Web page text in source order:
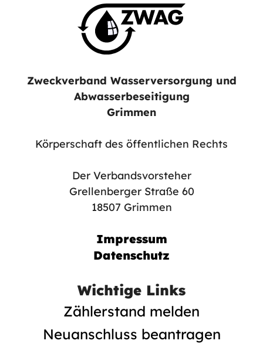
Zweckverband Wasserversorgung und
Abwasserbeseitigung
Grimmen
Körperschaft des öffentlichen Rechts
Der Verbandsvorsteher
Grellenberger Straße 60
18507 Grimmen
Impressum
Datenschutz
Wichtige Links
Zählerstand melden
Neuanschluss beantragen